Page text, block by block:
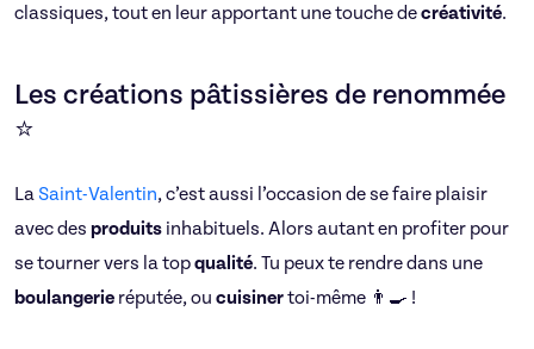
classiques, tout en leur apportant une touche decréativité.
Les créations pâtissières de renommée
⭐
La Saint-Valentin, c’est aussi l’occasion de se faire plaisir
avec des produits inhabituels. Alors autant en profiter pour
se tourner vers la topqualité. Tu peux te rendre dans une
boulangerie réputée, ou cuisinertoi-même 👨‍🍳 !